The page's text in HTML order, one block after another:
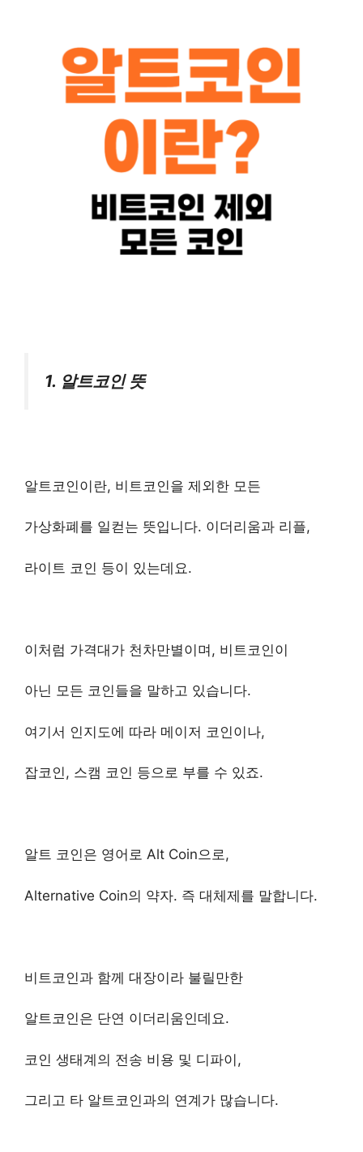
1. 알트코인 뜻
알트코인이란, 비트코인을 제외한 모든
가상화폐를 일컫는 뜻입니다. 이더리움과 리플,
라이트 코인 등이 있는데요.
이처럼 가격대가 천차만별이며, 비트코인이
아닌 모든 코인들을 말하고 있습니다.
여기서 인지도에 따라 메이저 코인이나,
잡코인, 스캠 코인 등으로 부를 수 있죠.
알트 코인은 영어로 Alt Coin으로,
Alternative Coin의 약자. 즉 대체제를 말합니다.
비트코인과 함께 대장이라 불릴만한
알트코인은 단연 이더리움인데요.
코인 생태계의 전송 비용 및 디파이,
그리고 타 알트코인과의 연계가 많습니다.